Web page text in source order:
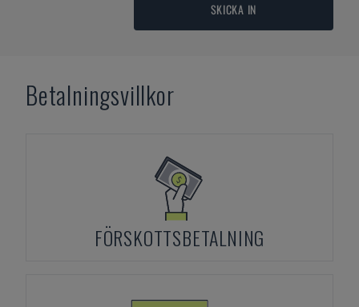
SKICKA IN
Betalningsvillkor
FÖRSKOTTSBETALNING